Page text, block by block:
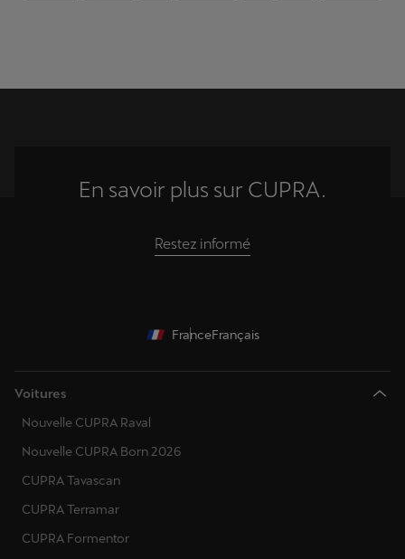
En savoir plus sur CUPRA.
Restez informé
FranceFrançais
Voitures
Nouvelle CUPRA Raval
Nouvelle CUPRA Born 2026
CUPRA Tavascan
CUPRA Terramar
CUPRA Formentor